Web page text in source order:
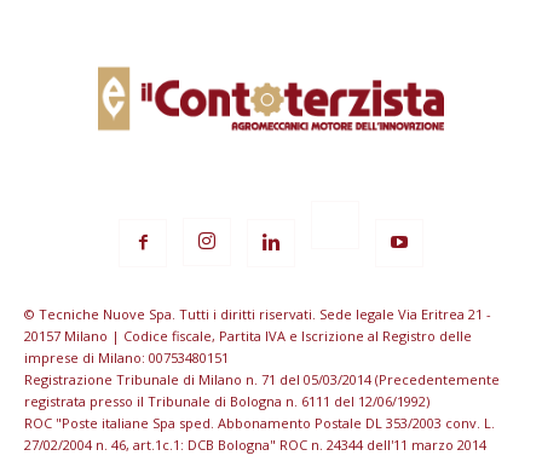
© Tecniche Nuove Spa. Tutti i diritti riservati. Sede legale Via Eritrea 21 -
20157 Milano | Codice fiscale, Partita IVA e Iscrizione al Registro delle
imprese di Milano: 00753480151
Registrazione Tribunale di Milano n. 71 del 05/03/2014 (Precedentemente
registrata presso il Tribunale di Bologna n. 6111 del 12/06/1992)
ROC "Poste italiane Spa sped. Abbonamento Postale DL 353/2003 conv. L.
27/02/2004 n. 46, art.1c.1: DCB Bologna" ROC n. 24344 dell'11 marzo 2014